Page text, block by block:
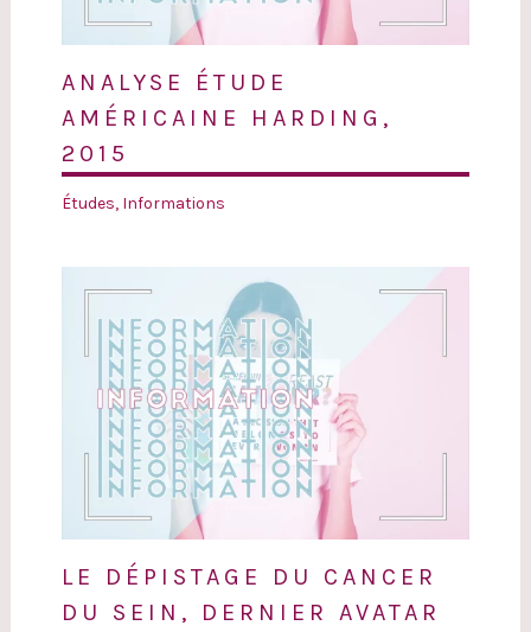
ANALYSE ÉTUDE
AMÉRICAINE HARDING,
2015
Études, Informations
LE DÉPISTAGE DU CANCER
DU SEIN, DERNIER AVATAR